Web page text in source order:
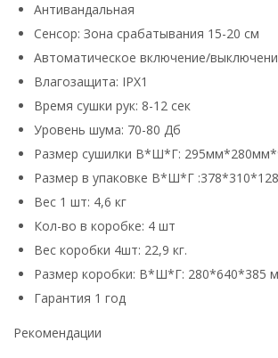
Антивандальная
Сенсор: Зона срабатывания 15-20 см
Автоматическое включение/
Влагозащита: IPX1
Время сушки рук: 8-12 сек
Уровень шума: 70-80 Дб
Размер сушилки В*Ш*Г:
Размер в упаковке В*Ш*Г
Вес 1 шт: 4,6 кг
Кол-во в коробке: 4 шт
Вес коробки 4шт: 22,9 кг.
Размер коробки: В*Ш*Г: 280*640*385
Гарантия 1 год
Рекомендации